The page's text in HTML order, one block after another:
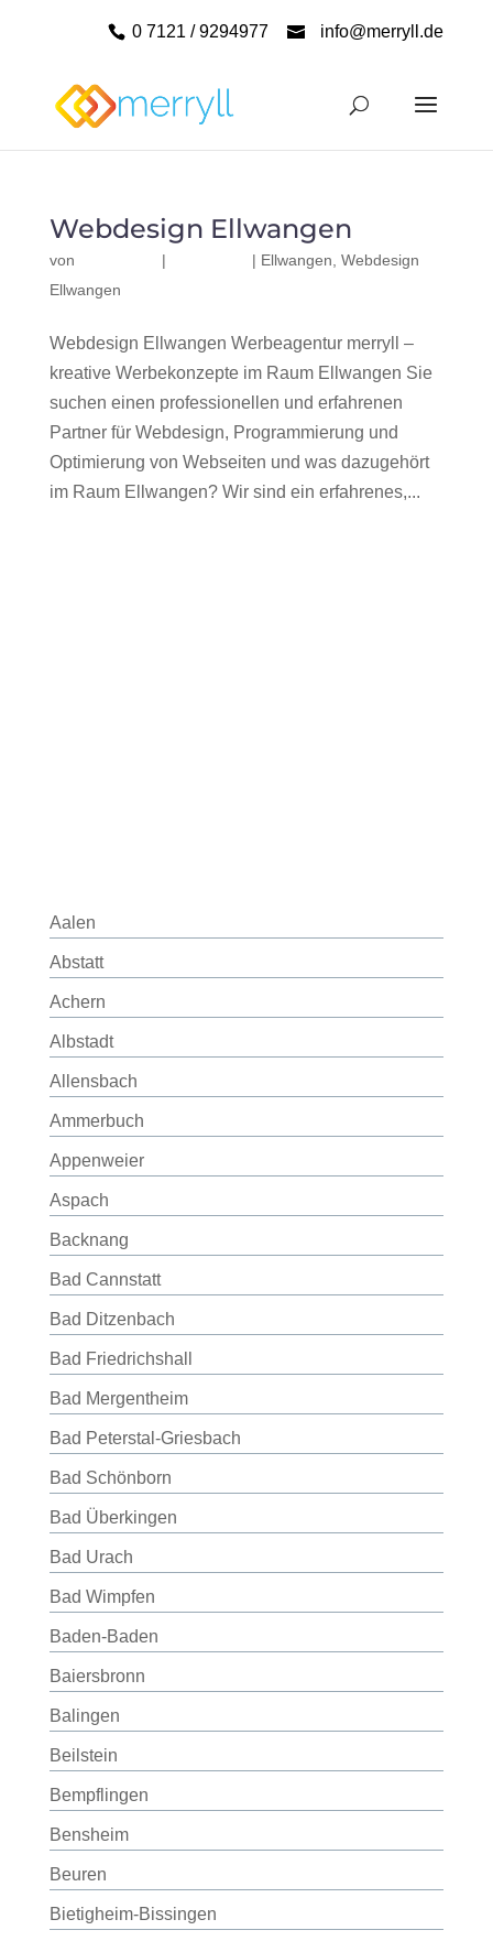
0 7121 / 9294977 info@merryll.de
Webdesign Ellwangen
von | | Ellwangen Webdesign
Ellwangen
Webdesign Ellwangen Werbeagentur merryll –
kreative Werbekonzepte im Raum Ellwangen Sie
suchen einen professionellen und erfahrenen
Partner für Webdesign, Programmierung und
Optimierung von Webseiten und was dazugehört
im Raum Ellwangen? Wir sind ein erfahrenes,...
Aalen
Abstatt
Achern
Albstadt
Allensbach
Ammerbuch
Appenweier
Aspach
Backnang
Bad Cannstatt
Bad Ditzenbach
Bad Friedrichshall
Bad Mergentheim
Bad Peterstal-Griesbach
Bad Schönborn
Bad Überkingen
Bad Urach
Bad Wimpfen
Baden-Baden
Baiersbronn
Balingen
Beilstein
Bempflingen
Bensheim
Beuren
Bietigheim-Bissingen